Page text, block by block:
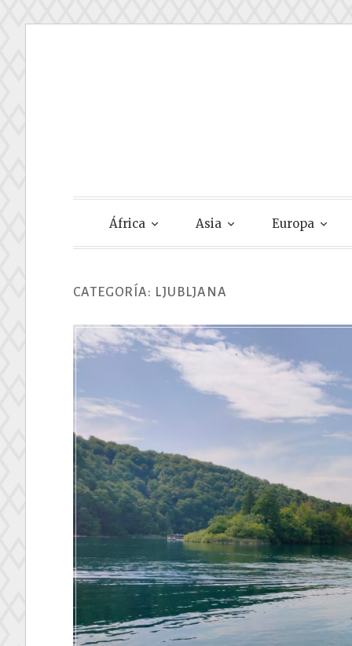
Gastando
África Asia Europa
CATEGORÍA: LJUBLJANA